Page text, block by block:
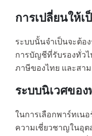
การเปลี่ยนให้
ระบบนั้นจำเป็นจะต้อ
การบัญชีที่รับรองทั่วไ
ภาษีของไทย และสา
ระบบนิเวศของ
ในการเลือกพาร์ทเน
ความเชี่ยวชาญในอุ